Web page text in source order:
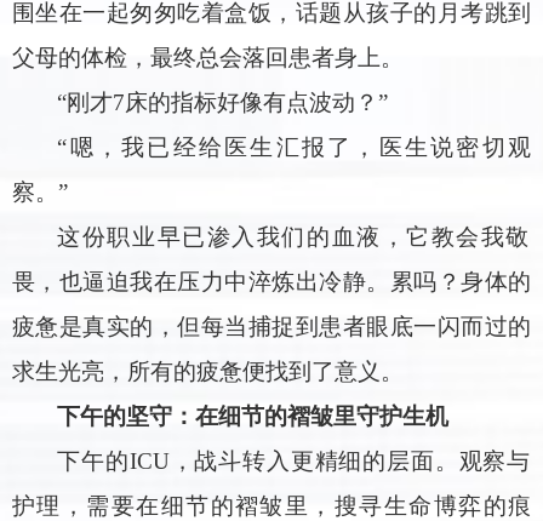
围坐在一起匆匆吃着盒饭，话题从孩子的月考跳到
父母的体检，最终总会落回患者身上。
“刚才7床的指标好像有点波动？”
“嗯，我已经给医生汇报了，医生说密切观
察。”
这份职业早已渗入我们的血液，它教会我敬
畏，也逼迫我在压力中淬炼出冷静。累吗？身体的
疲惫是真实的，但每当捕捉到患者眼底一闪而过的
求生光亮，所有的疲惫便找到了意义。
下午的坚守：在细节的褶皱里守护生机
下午的ICU，战斗转入更精细的层面。观察与
护理，需要在细节的褶皱里，搜寻生命博弈的痕